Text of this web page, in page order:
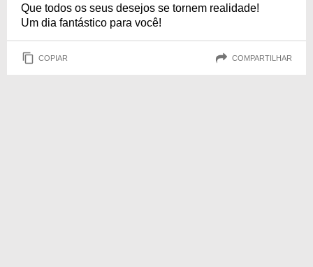
Que todos os seus desejos se tornem realidade!
Um dia fantástico para você!
COPIAR COMPARTILHAR